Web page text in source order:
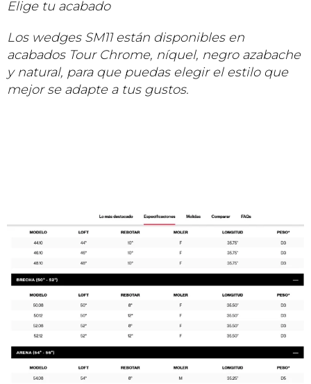
Elige tu acabado
Los wedges SM11 están disponibles en
acabados Tour Chrome, níquel, negro azabache
y natural, para que puedas elegir el estilo que
mejor se adapte a tus gustos.